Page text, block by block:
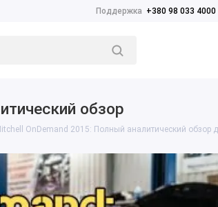
Поддержка +380 98 033 4000
обзор
OnDemand 2015: Полный аналитический обзор